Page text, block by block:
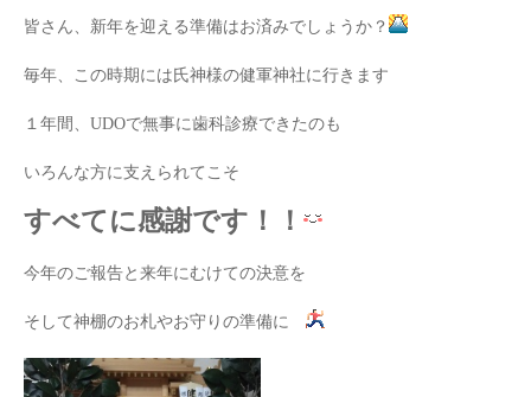
皆さん、新年を迎える準備はお済みでしょうか？
毎年、この時期には氏神様の健軍神社に行きます
１年間、UDOで無事に歯科診療できたのも
いろんな方に支えられてこそ
すべてに感謝です！！
今年のご報告と来年にむけての決意を
そして神棚のお札やお守りの準備に